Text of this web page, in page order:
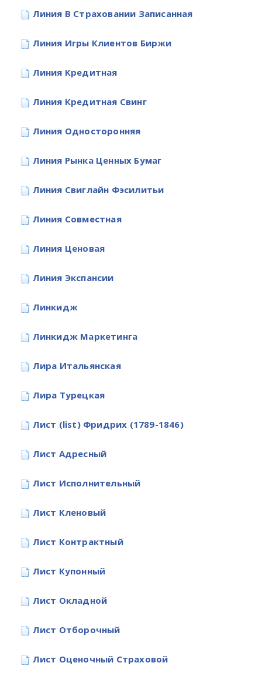
Линия В Страховании Записанная
Линия Игры Клиентов Биржи
Линия Кредитная
Линия Кредитная Свинг
Линия Односторонняя
Линия Рынка Ценных Бумаг
Линия Свиглайн Фэсилитьи
Линия Совместная
Линия Ценовая
Линия Экспансии
Линкидж
Линкидж Маркетинга
Лира Итальянская
Лира Турецкая
Лист (list) Фридрих (1789-1846)
Лист Адресный
Лист Исполнительный
Лист Кленовый
Лист Контрактный
Лист Купонный
Лист Окладной
Лист Отборочный
Лист Оценочный Страховой